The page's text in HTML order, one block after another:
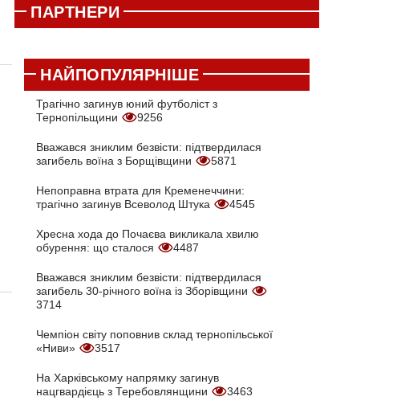
ПАРТНЕРИ
НАЙПОПУЛЯРНІШЕ
Трагічно загинув юний футболіст з
Тернопільщини
9256
Вважався зниклим безвісти: підтвердилася
загибель воїна з Борщівщини
5871
Непоправна втрата для Кременеччини:
трагічно загинув Всеволод Штука
4545
Хресна хода до Почаєва викликала хвилю
обурення: що сталося
4487
Вважався зниклим безвісти: підтвердилася
загибель 30-річного воїна із Зборівщини
3714
Чемпіон світу поповнив склад тернопільської
«Ниви»
3517
На Харківському напрямку загинув
нацгвардієць з Теребовлянщини
3463